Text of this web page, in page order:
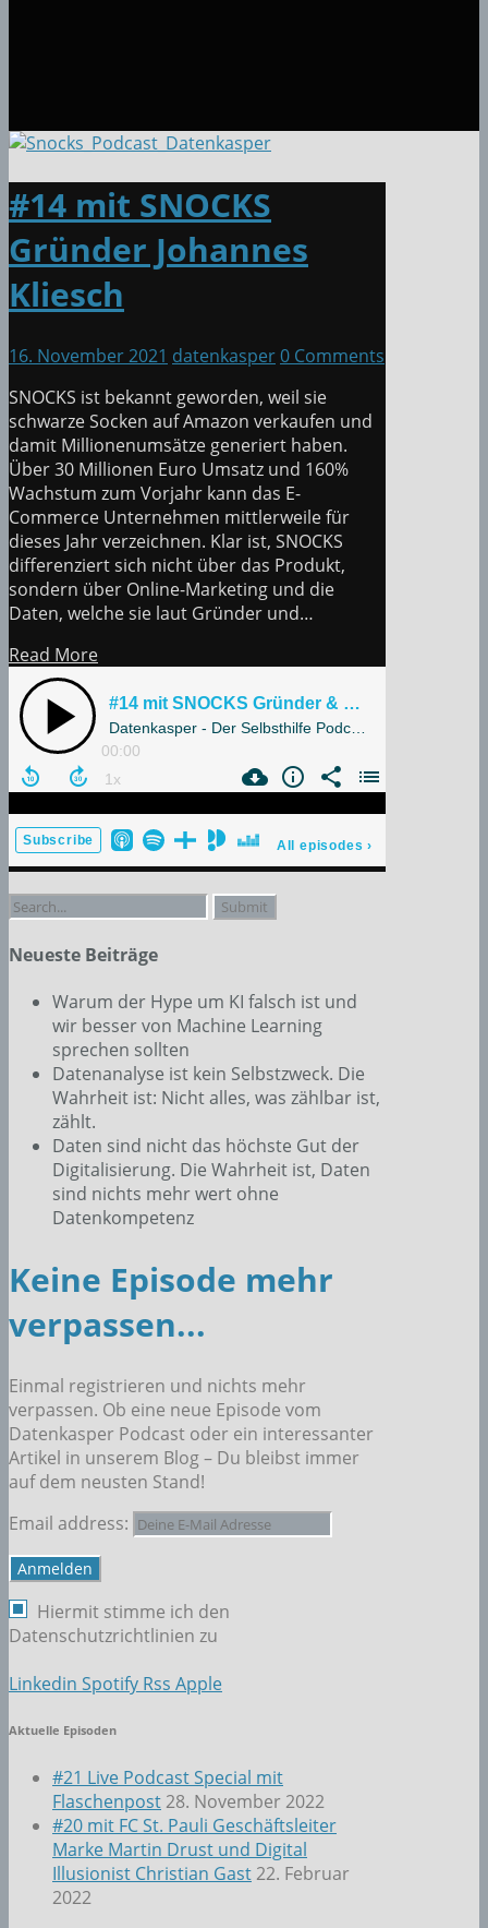
#14 mit SNOCKS
Gründer Johannes
Kliesch
16. November 2021 datenkasper0 Comments
SNOCKS ist bekannt geworden, weil sie
schwarze Socken auf Amazon verkaufen und
damit Millionenumsätze generiert haben.
Über 30 Millionen Euro Umsatz und 160%
Wachstum zum Vorjahr kann das E-
Commerce Unternehmen mittlerweile für
dieses Jahr verzeichnen. Klar ist, SNOCKS
differenziert sich nicht über das Produkt,
sondern über Online-Marketing und die
Daten, welche sie laut Gründer und…
Read More
Search
for:
Neueste Beiträge
Warum der Hype um KI falsch ist und
wir besser von Machine Learning
sprechen sollten
Datenanalyse ist kein Selbstzweck. Die
Wahrheit ist: Nicht alles, was zählbar ist,
zählt.
Daten sind nicht das höchste Gut der
Digitalisierung. Die Wahrheit ist, Daten
sind nichts mehr wert ohne
Datenkompetenz
Keine Episode mehr
verpassen...
Einmal registrieren und nichts mehr
verpassen. Ob eine neue Episode vom
Datenkasper Podcast oder ein interessanter
Artikel in unserem Blog – Du bleibst immer
auf dem neusten Stand!
Email address:
Hiermit stimme ich den
Datenschutzrichtlinien zu
Linkedin Spotify Rss Apple
Aktuelle Episoden
#21 Live Podcast Special mit
Flaschenpost 28. November 2022
#20 mit FC St. Pauli Geschäftsleiter
Marke Martin Drust und Digital
Illusionist Christian Gast 22. Februar
2022